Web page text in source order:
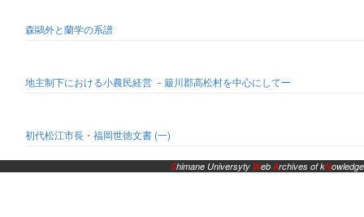
森鷗外と蘭学の系譜
地主制下における小農民経営 －簸川郡高松村を中心にしてー
初代松江市長・福岡世徳文書 (一)
Shimane Universyty WebArchives of kNowledge